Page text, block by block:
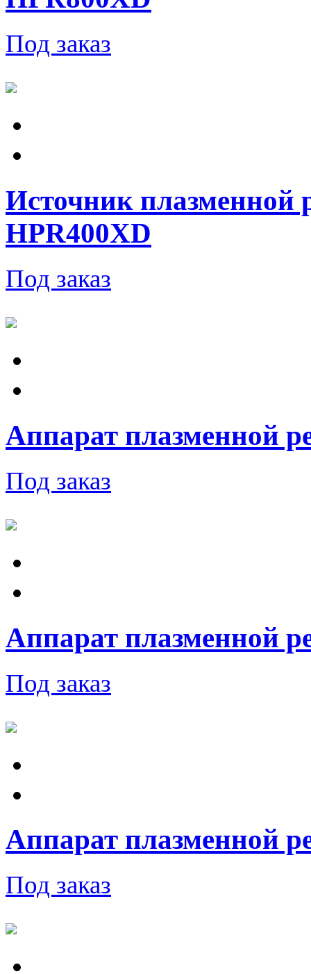
Под заказ
Источник плазменной
HPR400XD
Под заказ
Аппарат плазменной
Под заказ
Аппарат плазменной
Под заказ
Аппарат плазменной
Под заказ